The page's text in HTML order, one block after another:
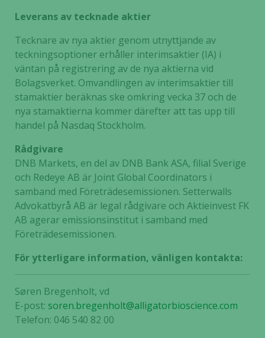
Leverans av tecknade aktier
Tecknare av nya aktier genom utnyttjande av
teckningsoptioner erhåller interimsaktier (IA) i
väntan på registrering av de nya aktierna vid
Bolagsverket. Omvandlingen av interimsaktier till
stamaktier beräknas ske omkring vecka 37 och de
nya stamaktierna kommer därefter att tas upp till
handel på Nasdaq Stockholm.
Rådgivare
DNB Markets, en del av DNB Bank ASA, filial Sverige
och Redeye AB är Joint Global Coordinators i
samband med Företrädesemissionen. Setterwalls
Advokatbyrå AB är legal rådgivare och Aktieinvest FK
AB agerar emissionsinstitut i samband med
Företrädesemissionen.
För ytterligare information, vänligen kontakta:
Søren Bregenholt, vd
E-post: soren.bregenholt@alligatorbioscience.com
Telefon: 046 540 82 00